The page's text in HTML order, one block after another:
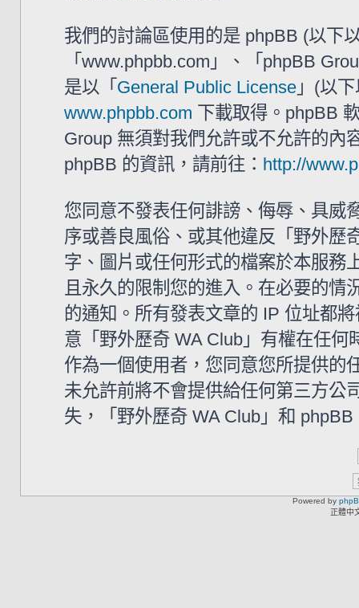
我們的討論區使用的是 phpBB (以下
「www.phpbb.com」、「phpBB
是以「 General Public License 」(以
www.phpbb.com 下載取得。phpBB
Group 無須對我們允許或不允許的內
phpBB 的資訊，請前往： http://
您同意不發表任何誹謗、侮辱、具威
序或善良風俗、或其他違反「野外歷
字、圖片或任何形式的檔案於本服務
且永久的限制您的進入。在必要的情
的通知。所有發表文章的 IP 位址都
意「野外歷奇 WA Club」有權在任
作為一個使用者，您同意您所提供的
未允許前將不會提供給任何第三方公
失，「野外歷奇 WA Club」和
Powered by
正體中